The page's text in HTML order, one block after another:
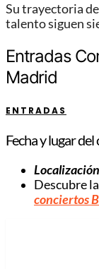
Su trayectoria
talento siguen
Entradas
Madrid
ENTRADAS
Fecha y lugar
Descubre
conciertos